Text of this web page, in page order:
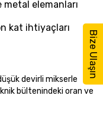
metal elemanları
kat ihtiyaçları
devirli mikserle
bültenindeki oran ve
Bize Ulaşın